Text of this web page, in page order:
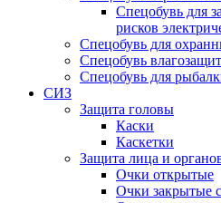
Спецобувь для
рисков
Спецобувь для
Спецобувь
Спецобувь для
СИЗ
Защита головы
Каски
Каскетки
Защита лица и
Очки открытые
Очки закрытые